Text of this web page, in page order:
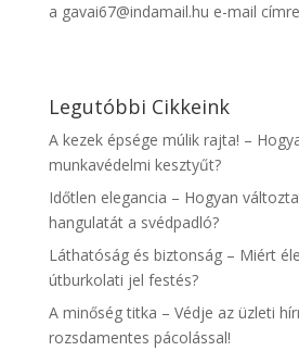
a gavai67@indamail.hu e-mail
Legutóbbi Cikkeink
A kezek épsége múlik rajta! –
munkavédelmi kesztyűt?
Időtlen elegancia – Hogyan
hangulatát a svédpadló?
Láthatóság és biztonság – Miért
útburkolati jel festés?
A minőség titka – Védje az üzleti
rozsdamentes pácolással!